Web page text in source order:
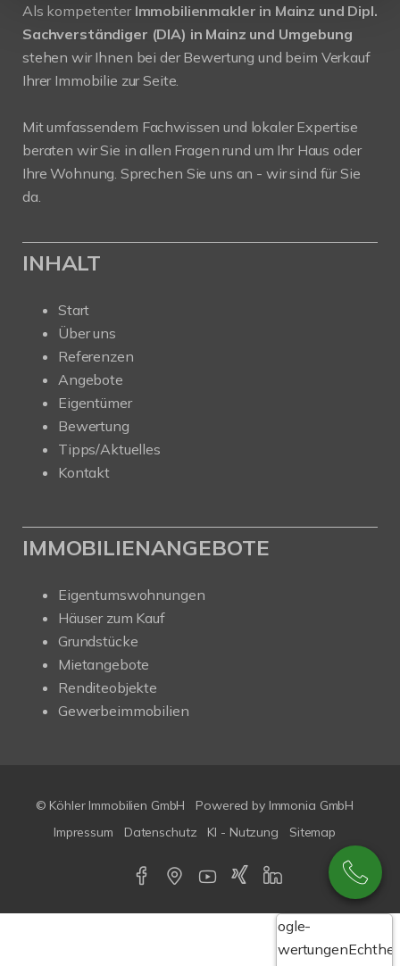
Als kompetenter Immobilienmakler in Mainz und Dipl.
Sachverständiger (DIA) in Mainz und Umgebung
stehen wir Ihnen bei der Bewertung und beim Verkauf
Ihrer Immobilie zur Seite.
Mit umfassendem Fachwissen und lokaler Expertise
beraten wir Sie in allen Fragen rund um Ihr Haus oder
Ihre Wohnung. Sprechen Sie uns an - wir sind für Sie
da.
INHALT
Start
Über uns
Referenzen
Angebote
Eigentümer
Bewertung
Tipps/Aktuelles
Kontakt
IMMOBILIENANGEBOTE
Eigentumswohnungen
Häuser zum Kauf
Grundstücke
Mietangebote
Renditeobjekte
Gewerbeimmobilien
© Köhler Immobilien GmbH Powered by Immonia GmbH
Impressum
Datenschutz KI - Nutzung Sitemap
Google-
Bewertungen